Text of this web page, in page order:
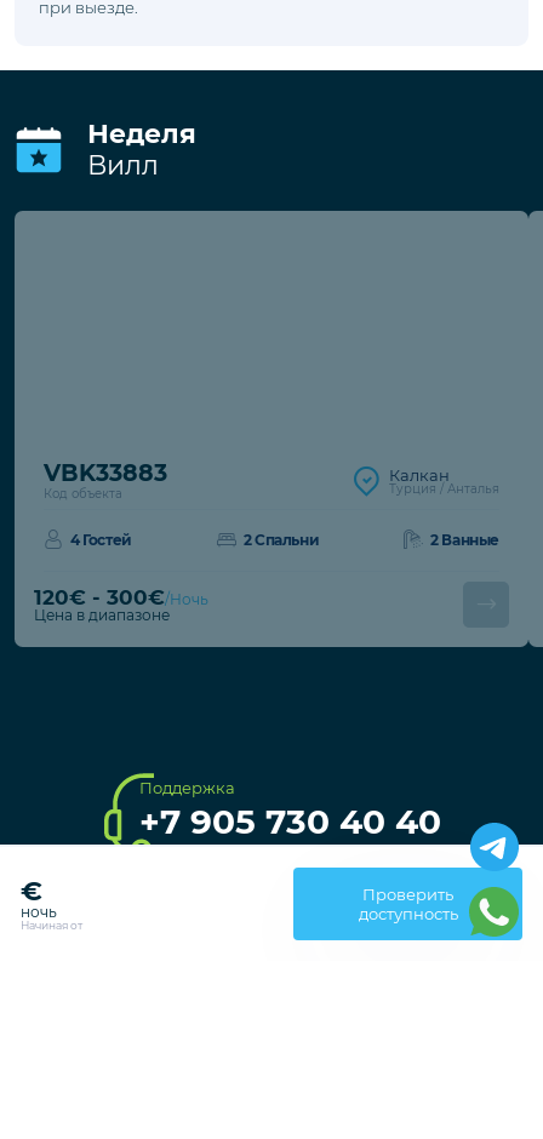
при выезде.
€
ночь
Начиная от
Проверить
доступность
Неделя
Вилл
VBK33883
Код объекта
Калкан
Турция / Анталья
4 Гостей 2 Спальни 2 Ванные
120€ - 300€/Ночь
Цена в диапазоне
Поддержка
+7 905 730 40 40